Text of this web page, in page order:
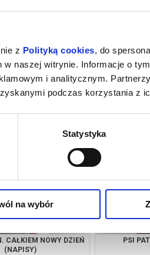
z Polityką cookies, do
w naszej witrynie. Informacje o
i analitycznym.
podczas korzystania z
Statystyka
na wybór
CAŁKIEM NOWY DZIEŃ
(NAPISY)
PSI